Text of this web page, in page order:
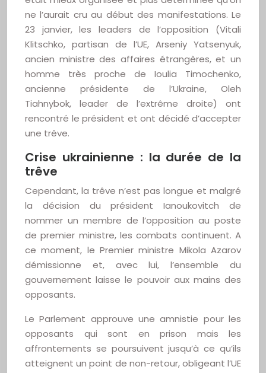
ne l’aurait cru au début des manifestations. Le
23 janvier, les leaders de l’opposition (Vitali
Klitschko, partisan de l’UE, Arseniy Yatsenyuk,
ancien ministre des affaires étrangères, et un
homme très proche de Ioulia Timochenko,
ancienne présidente de l’Ukraine, Oleh
Tiahnybok, leader de l’extrême droite) ont
rencontré le président et ont décidé d’accepter
une trêve.
Crise ukrainienne : la durée de la
trêve
Cependant, la trêve n’est pas longue et malgré
la décision du président Ianoukovitch de
nommer un membre de l’opposition au poste
de premier ministre, les combats continuent. A
ce moment, le Premier ministre Mikola Azarov
démissionne et, avec lui, l’ensemble du
gouvernement laisse le pouvoir aux mains des
opposants.
Le Parlement approuve une amnistie pour les
opposants qui sont en prison mais les
affrontements se poursuivent jusqu’à ce qu’ils
atteignent un point de non-retour, obligeant l’UE